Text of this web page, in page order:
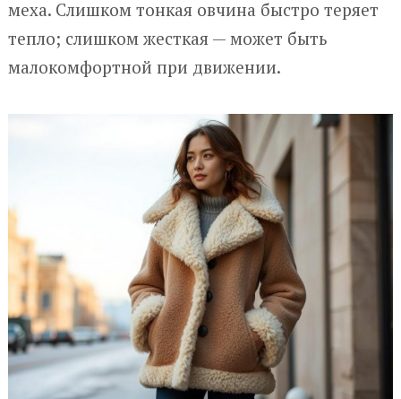
меха. Слишком тонкая овчина быстро теряет
тепло; слишком жесткая — может быть
малокомфортной при движении.